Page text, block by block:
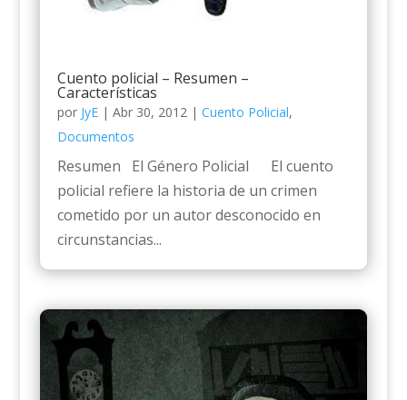
Cuento policial – Resumen –
Características
por JyE| Abr 30, 2012| Cuento Policial,
Documentos
Resumen El Género Policial El cuento
policial refiere la historia de un crimen
cometido por un autor desconocido en
circunstancias...